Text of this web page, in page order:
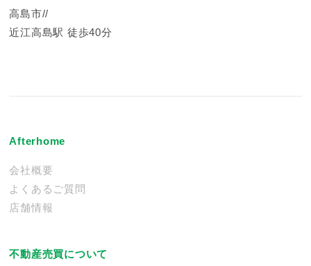
高島市
近江高島駅 徒歩40分
Afterhome
会社概要
よくあるご質問
店舗情報
不動産売買について